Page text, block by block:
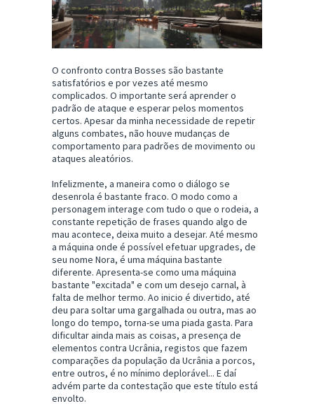
O confronto contra Bosses são bastante
satisfatórios e por vezes até mesmo
complicados. O importante será aprender o
padrão de ataque e esperar pelos momentos
certos. Apesar da minha necessidade de repetir
alguns combates, não houve mudanças de
comportamento para padrões de movimento ou
ataques aleatórios.
Infelizmente, a maneira como o diálogo se
desenrola é bastante fraco. O modo como a
personagem interage com tudo o que o rodeia, a
constante repetição de frases quando algo de
mau acontece, deixa muito a desejar. Até mesmo
a máquina onde é possível efetuar upgrades, de
seu nome Nora, é uma máquina bastante
diferente. Apresenta-se como uma máquina
bastante "excitada" e com um desejo carnal, à
falta de melhor termo. Ao inicio é divertido, até
deu para soltar uma gargalhada ou outra, mas ao
longo do tempo, torna-se uma piada gasta. Para
dificultar ainda mais as coisas, a presença de
elementos contra Ucrânia, registos que fazem
comparações da população da Ucrânia a porcos,
entre outros, é no mínimo deplorável... E daí
advém parte da contestação que este título está
envolto.